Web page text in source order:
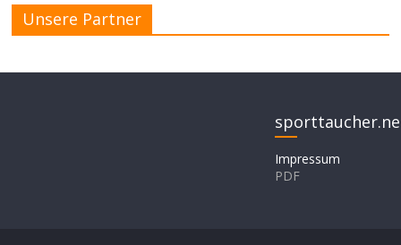
Unsere Partner
Impressum
PDF